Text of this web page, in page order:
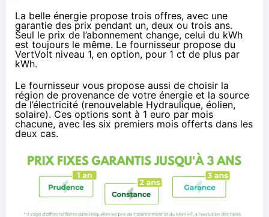
La belle énergie propose trois offres, avec une
garantie des prix pendant un, deux ou trois ans.
Seul le prix de l’abonnement change, celui du kWh
est toujours le même. Le fournisseur propose du
VertVolt niveau 1, en option, pour 1 ct de plus par
kWh.
Le fournisseur vous propose aussi de choisir la
région de provenance de votre énergie et la source
de l’électricité (renouvelable Hydraulique, éolien,
solaire). Ces options sont à 1 euro par mois
chacune, avec les six premiers mois offerts dans les
deux cas.